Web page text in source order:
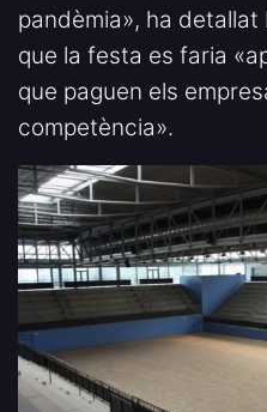
pandèmia», ha
que la festa es faria
que paguen els
competència».